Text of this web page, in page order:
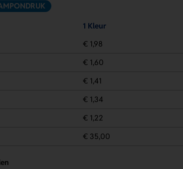
1 Kleur
€ 1,98
€ 1,60
€ 1,41
€ 1,34
€ 1,22
€ 35,00